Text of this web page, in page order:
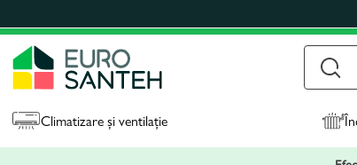
Climatizare și ventilație